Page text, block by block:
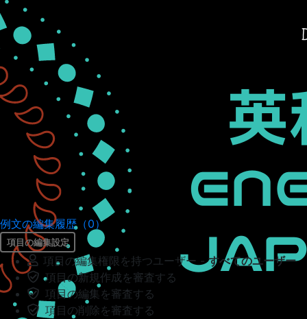
例文の編集履歴（0）
項目の編集設定
項目の編集権限を持つユーザー -すべてのユーザー
項目の新規作成を審査する
項目の編集を審査する
項目の削除を審査する